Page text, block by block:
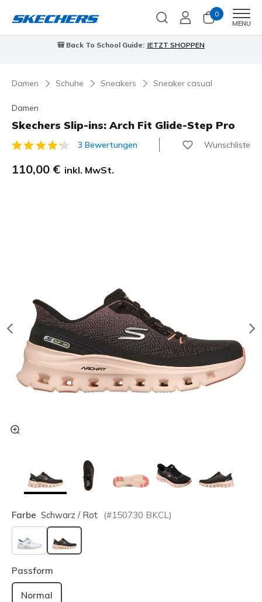
0
MENU
90 Tage kostenlose RückgabeJetzt anmelden
Damen Schuhe Sneakers Sneaker casual
Damen
Skechers Slip-ins: Arch Fit Glide-Step Pro
5 von 5 Kundenbewertungen
3 Bewertungen Wunschliste
110,00 € inkl. MwSt.
Farbe Schwarz / Rot (#150730 BKCL)
ausgewählt
Passform
Normal